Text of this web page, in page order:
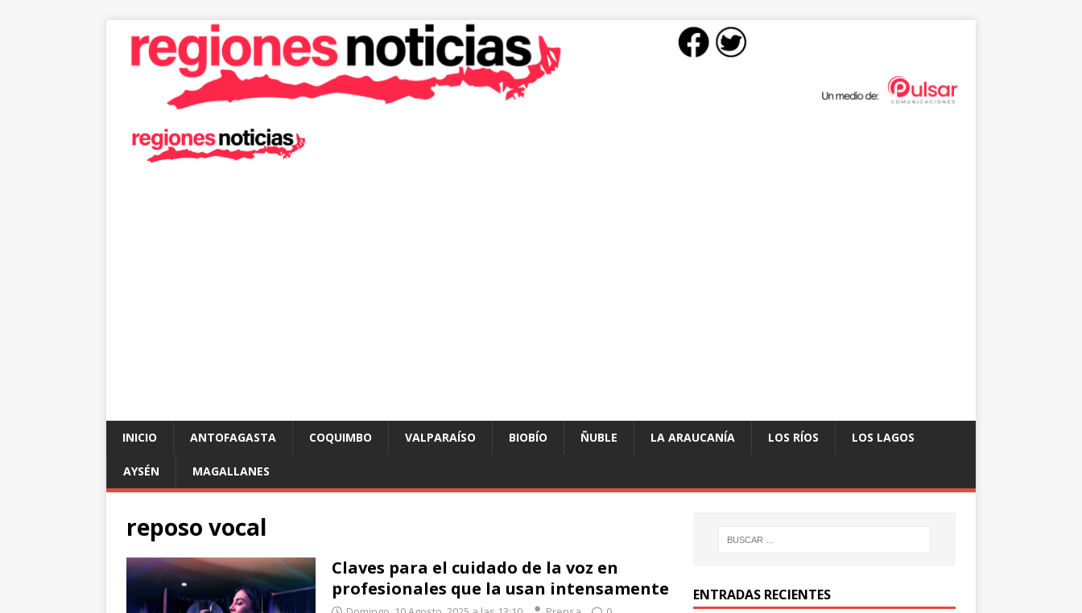
INICIO ANTOFAGASTA COQUIMBO VALPARAÍSO BIOBÍO ÑUBLE LA ARAUCANÍA LOS RÍOS LOS LAGOS
AYSÉN MAGALLANES
reposo vocal
Claves para el cuidado de la voz en
profesionales que la usan intensamente
ENTRADAS RECIENTES